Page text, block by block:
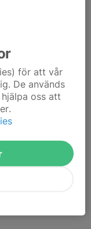
mittplan
i kallelsen).
manuskortet
deltar är
att vid
genomför vi
för att vår
De används
oss att